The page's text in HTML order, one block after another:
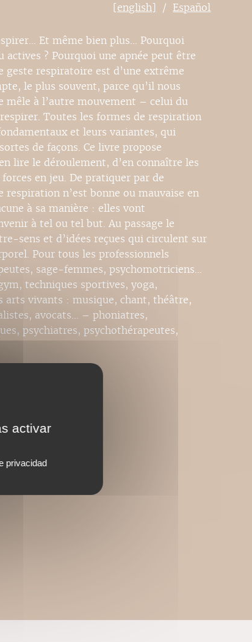
[english] Español
Et même bien plus… Pourquoi
? Pourquoi une apnée peut être
geste respiratoire est d’une extrême
le plus souvent, parce qu’il nous
mêle à l’autre mouvement – celui du
Toutes les formes de respiration
et leurs variantes, qui
de façons. Ce livre propose
lire le déroulement, d’en connaître les
en jeu. De pratiquer par de
respiration n’est bonne ou mauvaise en
à sa manière : elles vont
à tel ou tel but. Au passage le
sens et d’idées reçues qui circulent sur
Pour tous les professionnels
sage-femmes, psychomotriciens…
techniques sportives, yoga,
arts vivants : musique, chant, théâtre,
avocats… – phoniatres,
psychiatres, psychothérapeutes,
activar
privacidad